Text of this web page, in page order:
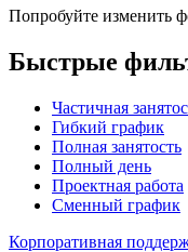
Попробуйте изменить
Быстрые
Частичная
Гибкий график
Полная занятость
Полный день
Проектная работа
Сменный график
Корпоративная